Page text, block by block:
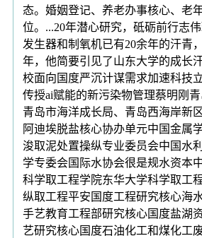
态。婚姻登记、养老办事核心、老
位。...20年潜心研究，砥砺前行志
发生器和制氧机已有20余年的汗青
年，他简要引见了山东大学的成长
校面向国度严沉计谋需求加速科技
传授ai赋能的新污染物管理蔡明刚青
青岛市海洋成长局、青岛西海岸新
阿迪埃脱盐核心协办单元中国金属
浚取泥处置操纵专业委员会中国水
学专委会国际水协会很是规水资本
科学取工程学院东华大学科学取工
纵取工程平安国度工程研究核心海
手艺教育工程部研究核心国度盐湖
艺研究核心国度石油化工和煤化工